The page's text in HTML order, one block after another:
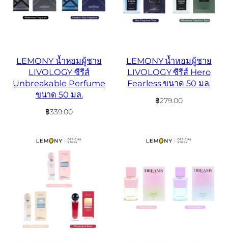
LEMONY น้ำหอมผู้ชาย
LIVOLOGY ซีรีส์
Unbreakable Perfume
ขนาด 50 มล.
฿339.00
LEMONY น้ำหอมผู้ชาย
LIVOLOGY ซีรีส์ Hero
Fearless ขนาด 50 มล.
฿279.00